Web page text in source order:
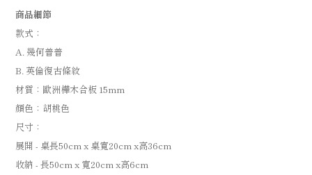
商品細節
款式：
A. 幾何普普
B. 英倫復古條紋
材質：歐洲樺木合板 15mm
顏色：胡桃色
尺寸：
展開 - 桌長50cm x 桌寬20cm x高36cm
收納 - 長50cm x 寬20cm x高6cm